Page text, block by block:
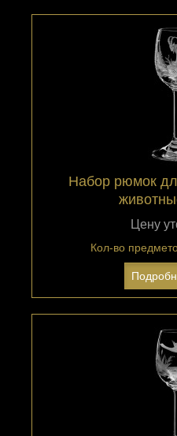
Набор рюмок
Цену
Кол-во